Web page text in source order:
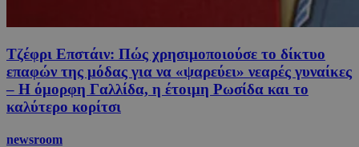
Τζέφρι Επστάιν: Πώς χρησιμοποιούσε το δίκτυο
επαφών της μόδας για να «ψαρεύει» νεαρές γυναίκες
– Η όμορφη Γαλλίδα, η έτοιμη Ρωσίδα και το
καλύτερο κορίτσι
newsroom